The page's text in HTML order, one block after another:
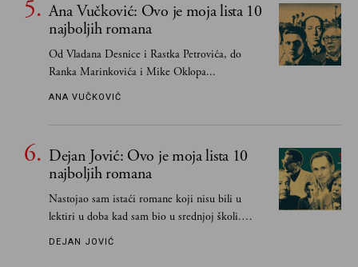
Ana Vučković: Ovo je moja lista 10
najboljih romana
Od Vladana Desnice i Rastka Petrovića, do
Ranka Marinkovića i Mike Oklopa...
ANA VUČKOVIĆ
Dejan Jović: Ovo je moja lista 10
najboljih romana
Nastojao sam istaći romane koji nisu bili u
lektiri u doba kad sam bio u srednjoj školi.
Smatrao sam da su "klasici" već dovoljno
DEJAN JOVIĆ